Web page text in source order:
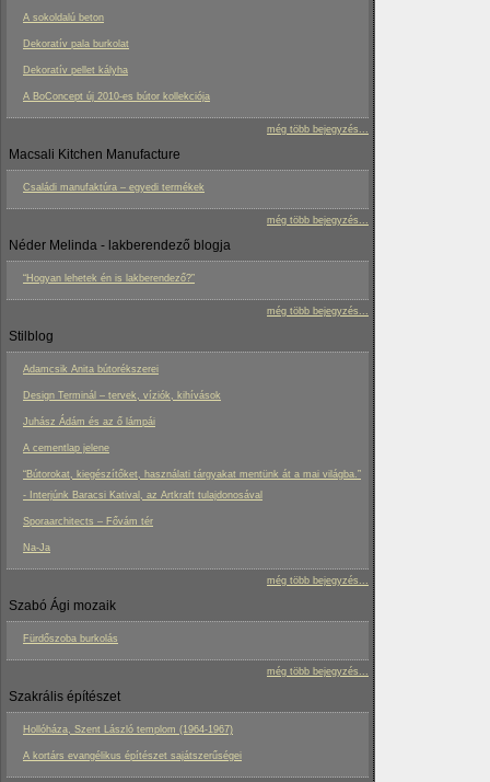
A sokoldalú beton
Dekoratív pala burkolat
Dekoratív pellet kályha
A BoConcept új 2010-es bútor kollekciója
még több bejegyzés...
Macsali Kitchen Manufacture
Családi manufaktúra – egyedi termékek
még több bejegyzés...
Néder Melinda - lakberendező blogja
“Hogyan lehetek én is lakberendező?”
még több bejegyzés...
Stilblog
Adamcsik Anita bútorékszerei
Design Terminál – tervek, víziók, kihívások
Juhász Ádám és az ő lámpái
A cementlap jelene
“Bútorokat, kiegészítőket, használati tárgyakat mentünk át a mai világba.”
- Interjúnk Baracsi Katival, az Artkraft tulajdonosával
Sporaarchitects – Fővám tér
Na-Ja
még több bejegyzés...
Szabó Ági mozaik
Fürdőszoba burkolás
még több bejegyzés...
Szakrális építészet
Hollóháza, Szent László templom (1964-1967)
A kortárs evangélikus építészet sajátszerűségei